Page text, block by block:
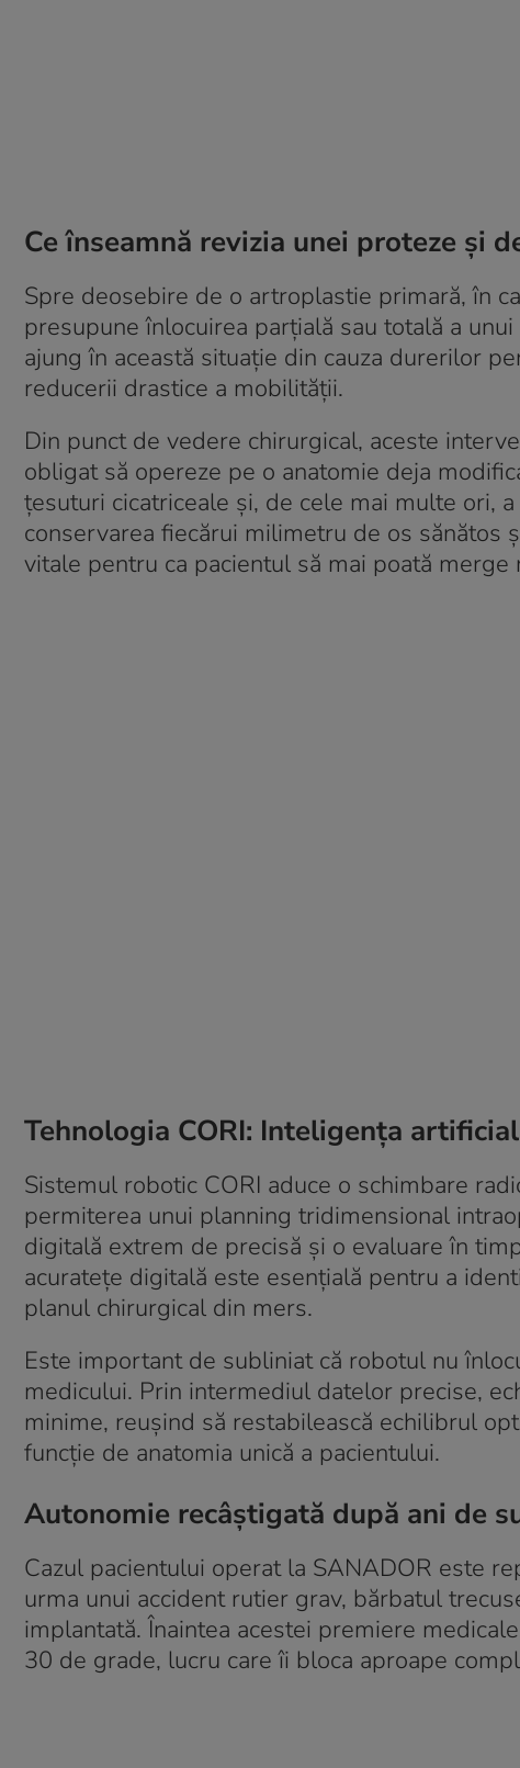
Ce înseamnă revizia unei proteze și
Spre deosebire de o artroplastie primară, în
presupune înlocuirea parțială sau totală a
ajung în această situație din cauza durerilor
reducerii drastice a mobilității.
Din punct de vedere chirurgical, aceste
obligat să opereze pe o anatomie deja
țesuturi cicatriceale și, de cele mai multe ori,
conservarea fiecărui milimetru de os sănătos
vitale pentru ca pacientul să mai poată merge
Tehnologia CORI: Inteligența
Sistemul robotic CORI aduce o schimbare
permiterea unui planning tridimensional
digitală extrem de precisă și o evaluare în
acuratețe digitală este esențială pentru a
planul chirurgical din mers.
Este important de subliniat că robotul nu
medicului. Prin intermediul datelor precise,
minime, reușind să restabilească echilibrul
funcție de anatomia unică a pacientului.
Autonomie recâștigată după ani de
Cazul pacientului operat la SANADOR este
urma unui accident rutier grav, bărbatul
implantată. Înaintea acestei premiere
30 de grade, lucru care îi bloca aproape